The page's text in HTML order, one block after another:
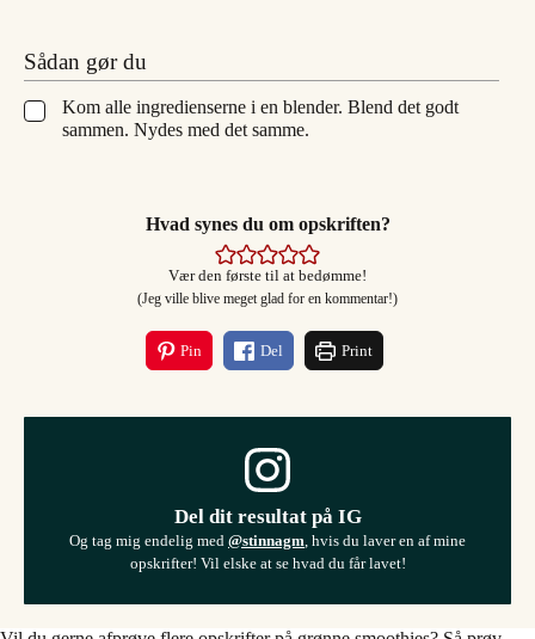
Sådan gør du
▢
Kom alle ingredienserne i en blender. Blend det godt
sammen. Nydes med det samme.
Hvad synes du om opskriften?
Vær den første til at bedømme!
(Jeg ville blive meget glad for en kommentar!)
Pin Del Print
Del dit resultat på IG
Og tag mig endelig med @stinnagm, hvis du laver en af mine
opskrifter! Vil elske at se hvad du får lavet!